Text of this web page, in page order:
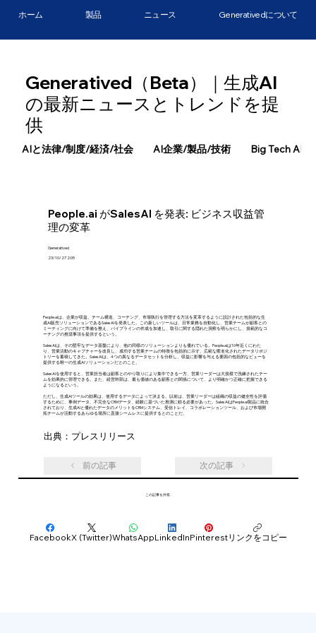
Generatived（Beta）｜生成AI
の最新ニュースとトレンドを提
供
People.ai がSalesAI を発表: ビジネス収益管
理の変革
Generatived
23/10/27 2:05
People.aiは、企業が収益、チーム構造、コーチング、市場執行を管理する方法を変革するように設計された包括的な生
成AI販売ソリューションであるSalesAIを発表した。この新しいツールは、日常業務を自動化し、営業チームが顧客との
ミーティングに向けて準備を整え、パイプラインの作成を加速し、取引に関する隠れた洞察を明らかにし、規範的なコ
ーチングの推奨事項を提供するという。
SalesAIは、その堅牢なデータ基盤により、他の同様のソリューションよりも優れている。People.aiは10年近くにわた
り、営業活動のキャプチャーを改良し、成功する営業チームの特徴を包括的に示す、広範な匿名化されたデータリポジ
トリーを蓄積してきた。SalesAIは、4つの異なるデータセットを分析し、収益に影響を与える要因の包括的なビューを
提供する唯一の生成AIソリューションだとのこと。
SalesAIを使用すると、営業担当者は顧客とのやり取りにより集中できる一方、営業リーダーは大規模で洗練されたチー
ムを効果的に管理できる。また、経営幹部は、最も価値のある顧客との関係について、より明確かつ正確に把握できる
ようになるという。
ただし、生成AIツールの効果は、使用するデータによって決まる。以前は、営業リーダーは組織の収益の健全性を評価
するために、事例データ、不完全なCRMデータ、経験に基づいた推測に頼る必要があった。SalesAIはPeople.ai製品に統合
されており、生成AIと優れたデータのメリットをCRMシステム、受信トレイ、コラボレーションツール、および市場開
拓チームが活動するあらゆる場所に直接シームレスに提供するとのことだ。
出典：プレスリリース
前の記事 次の記事
ホーム 製品 ニュース Generativedについて
この記事を共有:
FacebookX (Twitter)WhatsAppLinkedInPinterestリンクをコピー
AIと法律/制度/経済/社会 AI企業/製品/技術 Big Tech AI